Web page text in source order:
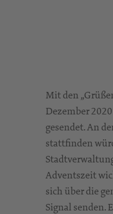
Mit den
Dezember
gesendet. An
stattfinden
Adventszeit
sich über die
Signal senden.